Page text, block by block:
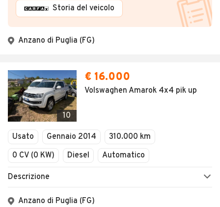
Storia del veicolo
Anzano di Puglia (FG)
10
€ 16.000
Volswaghen Amarok 4x4 pik up
Usato Gennaio 2014
310.000 km
0 CV (0 KW)
Diesel Automatico
Descrizione
Anzano di Puglia (FG)